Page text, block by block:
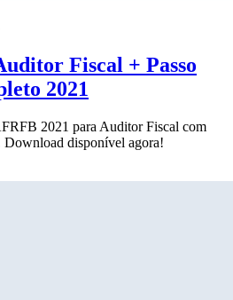
Fiscal + Passo
2021
2021 para Auditor Fiscal com
Download disponível agora!